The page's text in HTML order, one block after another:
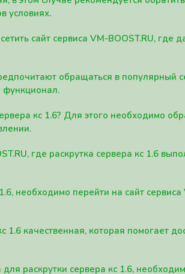
условиях.
сайт сервиса VM-BOOST.RU,
обращаться в популярный
функционал.
кс 1.6? Для этого необходимо
где раскрутка сервера кс 1.6
необходимо перейти на сайт
1.6 качественная, которая помогает
раскрутки сервера кс 1.6,